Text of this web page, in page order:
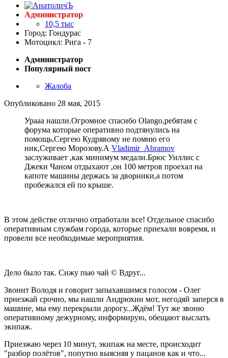
Администратор
10,5 тыс
Город: Гондурас
Мотоцикл: Рига - 7
Администратор
Популярный пост
Жалоба
Опубликовано 28 мая, 2015
Урааа нашли.Огромное спасибо Olango,ребятам с
форума которые оперативно подтянулись на
помощь,Сергею Кудрявому не помню его
ник,Сергею Морозову.А Vladimir_Abramov
заслуживает ,как минимум медали.Брюс Уиллис с
Джеки Чаном отдыхают ,он 100 метров проехал на
капоте машины держась за дворники,а потом
пробежался ей по крыше.
В этом действе отлично отработали все! Отдельное спасибо
оперативным службам города, которые приехали вовремя, и
провели все необходимые мероприятия.
Дело было так. Сижу пью чай © Вдруг...
Звонит Володя и говорит запыхавшимся голосом - Олег
приезжай срочно, мы нашли Андрюхин мот, негодяй заперся в
машине, мы ему перекрыли дорогу...Ждём! Тут же звоню
оперативному дежурному, информирую, обещают выслать
экипаж.
Приезжаю через 10 минут, экипаж на месте, происходит
"разбор полётов", попутно выясняя у пацанов как и что...